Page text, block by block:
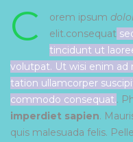
C orem ipsum
elit.consequat
tincidunt ut
volutpat. Ut wisi enim ad
tation ullamcorper
commodo consequat..
imperdiet sapien.
quis malesuada felis.